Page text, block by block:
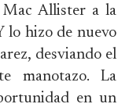
Mac Allister a la
lo hizo de nuevo
desviando el
manotazo. La
en un